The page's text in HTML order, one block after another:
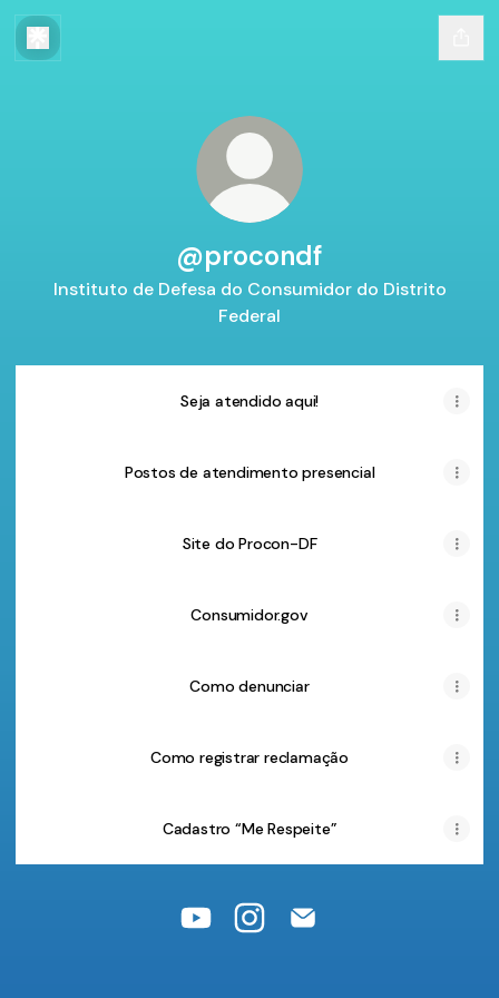
@procondf
Instituto de Defesa do Consumidor do Distrito
Federal
Seja atendido aqui!
Postos de atendimento presencial
Site do Procon-DF
Consumidor.gov
Como denunciar
Como registrar reclamação
Cadastro “Me Respeite”